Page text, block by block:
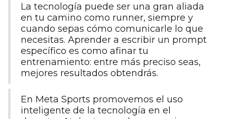
La tecnología puede ser una gran aliada
en tu camino como runner, siempre y
cuando sepas cómo comunicarle lo que
necesitas. Aprender a escribir un prompt
específico es como afinar tu
entrenamiento: entre más preciso seas,
mejores resultados obtendrás.
En Meta Sports promovemos el uso
inteligente de la tecnología en el